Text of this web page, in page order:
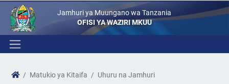
Jamhuri ya Muungano wa Tanzania
OFISI YA WAZIRI MKUU
Matukio ya Kitaifa Uhuru na Jamhuri